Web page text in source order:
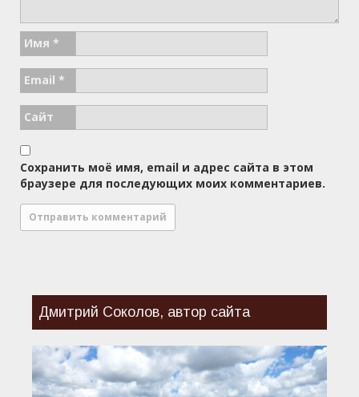
Имя *
Email *
Сайт
Сохранить моё имя, email и адрес сайта в этом
браузере для последующих моих комментариев.
Дмитрий Соколов, автор сайта